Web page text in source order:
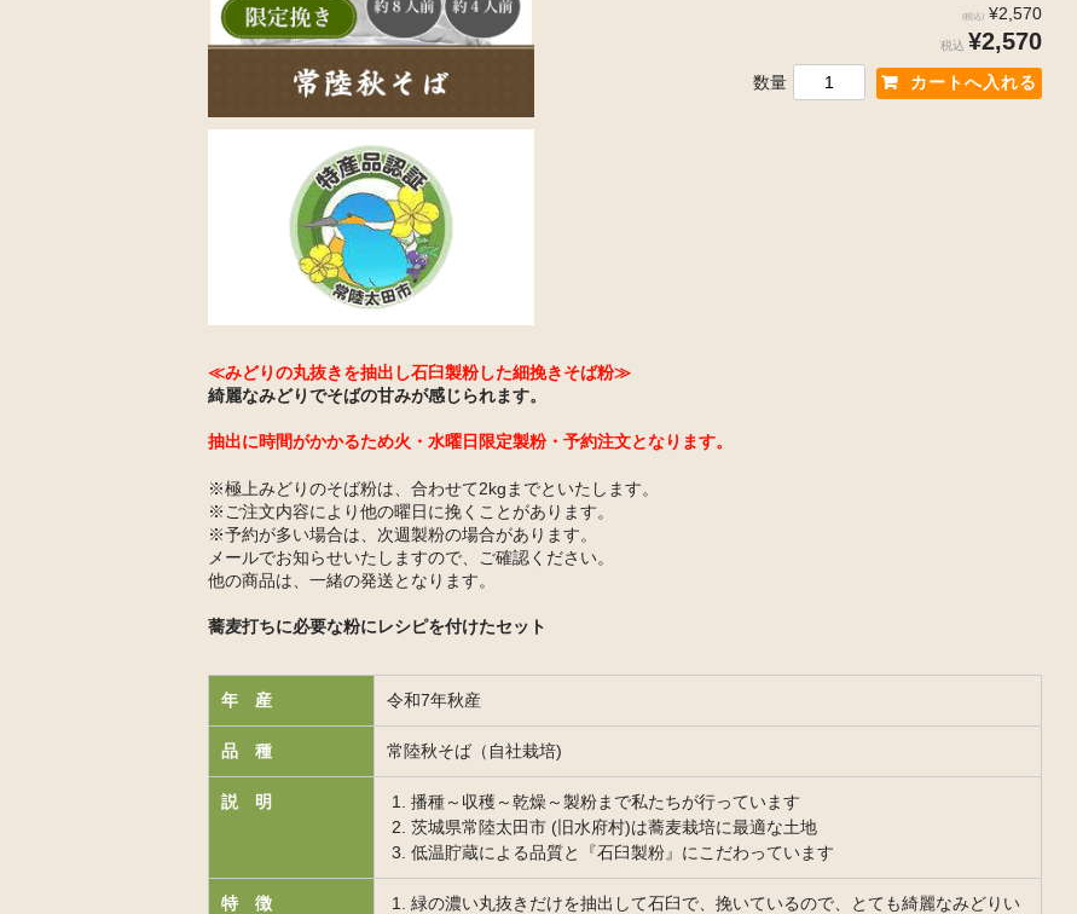
(税込) ¥2,570
税込 ¥2,570
数量
≪みどりの丸抜きを抽出し石臼製粉した細挽きそば粉≫
綺麗なみどりでそばの甘みが感じられます。
抽出に時間がかかるため火・水曜日限定製粉・予約注文となります。
※極上みどりのそば粉は、合わせて2kgまでといたします。
※ご注文内容により他の曜日に挽くことがあります。
※予約が多い場合は、次週製粉の場合があります。
メールでお知らせいたしますので、ご確認ください。
他の商品は、一緒の発送となります。
蕎麦打ちに必要な粉にレシピを付けたセット
年 産 令和7年秋産
品 種 常陸秋そば（自社栽培)
説 明
播種～収穫～乾燥～製粉まで私たちが行っています
茨城県常陸太田市 (旧水府村)は蕎麦栽培に最適な土地
低温貯蔵による品質と『石臼製粉』にこだわっています
特 徴
緑の濃い丸抜きだけを抽出して石臼で、挽いているので、とても綺麗なみどりい